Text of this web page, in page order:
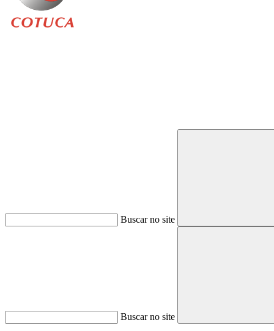
Buscar no site
Buscar no site